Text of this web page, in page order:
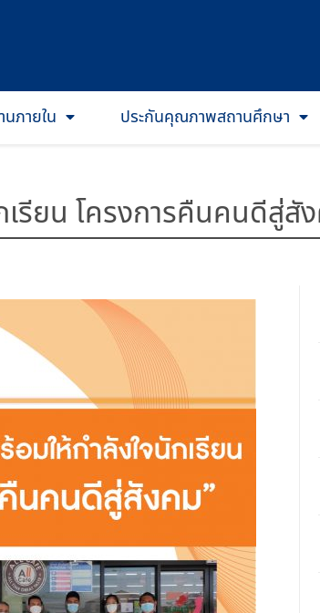
ภายใน ประกันคุณภาพสถานศึกษา
รียน โครงการคืนคนดีสู่สั